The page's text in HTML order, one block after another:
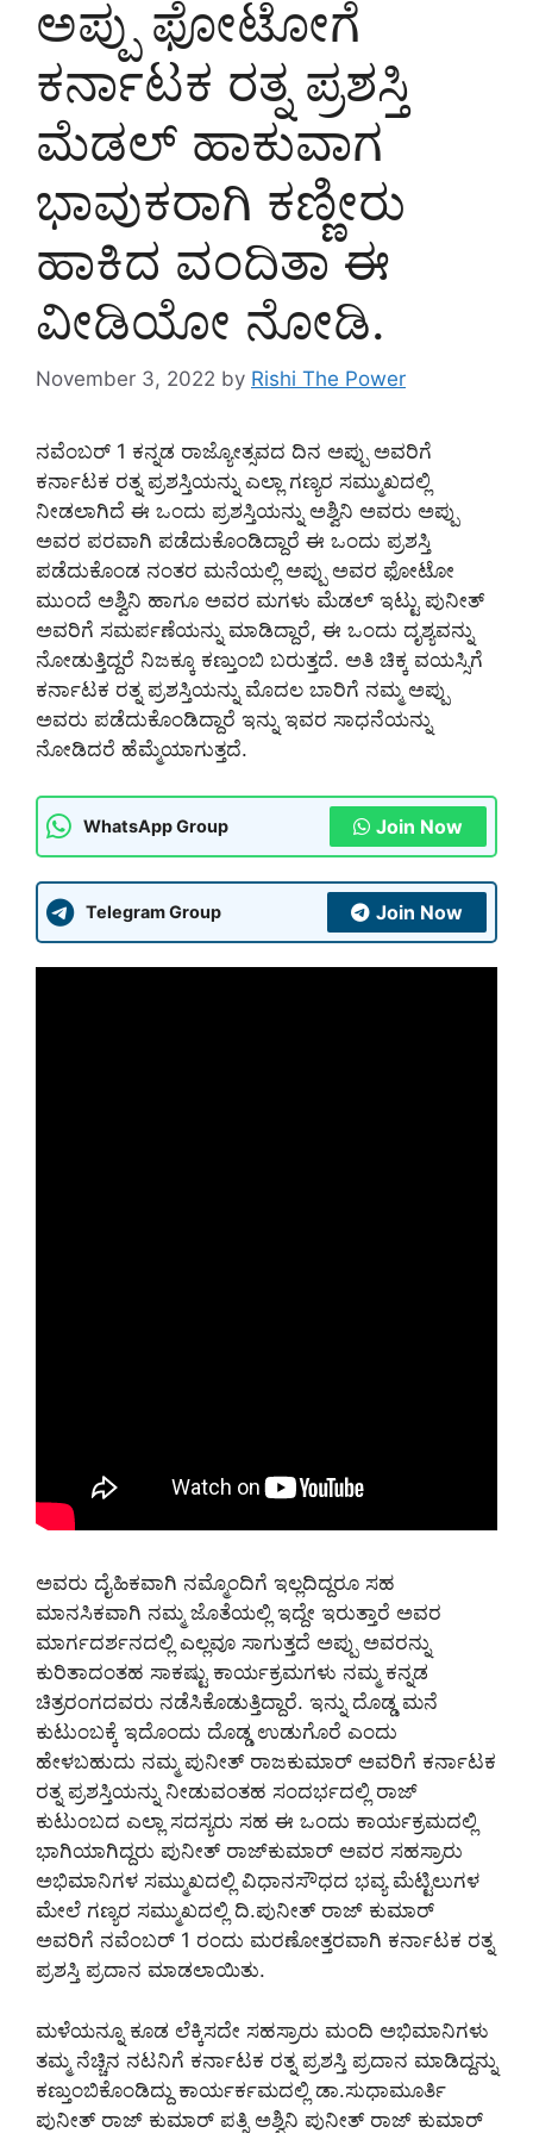
ಅಪ್ಪು ಫೋಟೋಗೆ
ಕರ್ನಾಟಕ ರತ್ನ ಪ್ರಶಸ್ತಿ
ಮೆಡಲ್ ಹಾಕುವಾಗ
ಭಾವುಕರಾಗಿ ಕಣ್ಣೀರು
ಹಾಕಿದ ವಂದಿತಾ ಈ
ವೀಡಿಯೋ ನೋಡಿ.
November 3, 2022 by Rishi The Power
ನವೆಂಬರ್ 1 ಕನ್ನಡ ರಾಜ್ಯೋತ್ಸವದ ದಿನ ಅಪ್ಪು ಅವರಿಗೆ
ಕರ್ನಾಟಕ ರತ್ನ ಪ್ರಶಸ್ತಿಯನ್ನು ಎಲ್ಲಾ ಗಣ್ಯರ ಸಮ್ಮುಖದಲ್ಲಿ
ನೀಡಲಾಗಿದೆ ಈ ಒಂದು ಪ್ರಶಸ್ತಿಯನ್ನು ಅಶ್ವಿನಿ ಅವರು ಅಪ್ಪು
ಅವರ ಪರವಾಗಿ ಪಡೆದುಕೊಂಡಿದ್ದಾರೆ ಈ ಒಂದು ಪ್ರಶಸ್ತಿ
ಪಡೆದುಕೊಂಡ ನಂತರ ಮನೆಯಲ್ಲಿ ಅಪ್ಪು ಅವರ ಫೋಟೋ
ಮುಂದೆ ಅಶ್ವಿನಿ ಹಾಗೂ ಅವರ ಮಗಳು ಮೆಡಲ್ ಇಟ್ಟು ಪುನೀತ್
ಅವರಿಗೆ ಸಮರ್ಪಣೆಯನ್ನು ಮಾಡಿದ್ದಾರೆ, ಈ ಒಂದು ದೃಶ್ಯವನ್ನು
ನೋಡುತ್ತಿದ್ದರೆ ನಿಜಕ್ಕೂ ಕಣ್ತುಂಬಿ ಬರುತ್ತದೆ. ಅತಿ ಚಿಕ್ಕ ವಯಸ್ಸಿಗೆ
ಕರ್ನಾಟಕ ರತ್ನ ಪ್ರಶಸ್ತಿಯನ್ನು ಮೊದಲ ಬಾರಿಗೆ ನಮ್ಮ ಅಪ್ಪು
ಅವರು ಪಡೆದುಕೊಂಡಿದ್ದಾರೆ ಇನ್ನು ಇವರ ಸಾಧನೆಯನ್ನು
ನೋಡಿದರೆ ಹೆಮ್ಮೆಯಾಗುತ್ತದೆ.
WhatsApp Group Join Now
Telegram Group Join Now
ಅವರು ದೈಹಿಕವಾಗಿ ನಮ್ಮೊಂದಿಗೆ ಇಲ್ಲದಿದ್ದರೂ ಸಹ
ಮಾನಸಿಕವಾಗಿ ನಮ್ಮ ಜೊತೆಯಲ್ಲಿ ಇದ್ದೇ ಇರುತ್ತಾರೆ ಅವರ
ಮಾರ್ಗದರ್ಶನದಲ್ಲಿ ಎಲ್ಲವೂ ಸಾಗುತ್ತದೆ ಅಪ್ಪು ಅವರನ್ನು
ಕುರಿತಾದಂತಹ ಸಾಕಷ್ಟು ಕಾರ್ಯಕ್ರಮಗಳು ನಮ್ಮ ಕನ್ನಡ
ಚಿತ್ರರಂಗದವರು ನಡೆಸಿಕೊಡುತ್ತಿದ್ದಾರೆ. ಇನ್ನು ದೊಡ್ಡ ಮನೆ
ಕುಟುಂಬಕ್ಕೆ ಇದೊಂದು ದೊಡ್ಡ ಉಡುಗೊರೆ ಎಂದು
ಹೇಳಬಹುದು ನಮ್ಮ ಪುನೀತ್ ರಾಜಕುಮಾರ್ ಅವರಿಗೆ ಕರ್ನಾಟಕ
ರತ್ನ ಪ್ರಶಸ್ತಿಯನ್ನು ನೀಡುವಂತಹ ಸಂದರ್ಭದಲ್ಲಿ ರಾಜ್
ಕುಟುಂಬದ ಎಲ್ಲಾ ಸದಸ್ಯರು ಸಹ ಈ ಒಂದು ಕಾರ್ಯಕ್ರಮದಲ್ಲಿ
ಭಾಗಿಯಾಗಿದ್ದರು ಪುನೀತ್ ರಾಜ್‌ಕುಮಾರ್ ಅವರ ಸಹಸ್ರಾರು
ಅಭಿಮಾನಿಗಳ ಸಮ್ಮುಖದಲ್ಲಿ ವಿಧಾನಸೌಧದ ಭವ್ಯ ಮೆಟ್ಟಿಲುಗಳ
ಮೇಲೆ ಗಣ್ಯರ ಸಮ್ಮುಖದಲ್ಲಿ ದಿ.ಪುನೀತ್ ರಾಜ್ ಕುಮಾರ್
ಅವರಿಗೆ ನವೆಂಬರ್ 1 ರಂದು ಮರಣೋತ್ತರವಾಗಿ ಕರ್ನಾಟಕ ರತ್ನ
ಪ್ರಶಸ್ತಿ ಪ್ರದಾನ ಮಾಡಲಾಯಿತು.
ಮಳೆಯನ್ನೂ ಕೂಡ ಲೆಕ್ಕಿಸದೇ ಸಹಸ್ರಾರು ಮಂದಿ ಅಭಿಮಾನಿಗಳು
ತಮ್ಮ ನೆಚ್ಚಿನ ನಟನಿಗೆ ಕರ್ನಾಟಕ ರತ್ನ ಪ್ರಶಸ್ತಿ ಪ್ರದಾನ ಮಾಡಿದ್ದನ್ನು
ಕಣ್ತುಂಬಿಕೊಂಡಿದ್ದು ಕಾರ್ಯರ್ಕಮದಲ್ಲಿ ಡಾ.ಸುಧಾಮೂರ್ತಿ
ಪುನೀತ್ ರಾಜ್ ಕುಮಾರ್ ಪತ್ನಿ ಅಶ್ವಿನಿ ಪುನೀತ್ ರಾಜ್ ಕುಮಾರ್